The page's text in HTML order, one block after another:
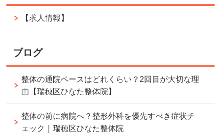
【求人情報】
ブログ
整体の通院ペースはどれくらい？2回目が大切な理
由【瑞穂区ひなた整体院】
整体の前に病院へ？整形外科を優先すべき症状チ
ェック｜瑞穂区ひなた整体院